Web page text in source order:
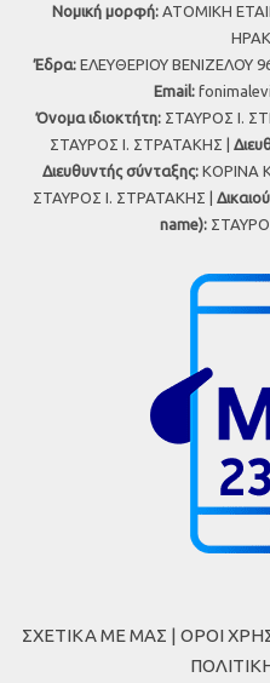
Νομική μορφή: ΑΤΟΜΙΚΗ
Έδρα: ΕΛΕΥΘΕΡΙΟΥ ΒΕΝΙΖΕΛΟΥ 96
Εmail:
Όνομα ιδιοκτήτη: ΣΤΑΥΡΟΣ Ι.
ΣΤΑΥΡΟΣ Ι. ΣΤΡΑΤΑΚΗΣ |
Διευθυντής σύνταξης:ΚΟΡΙΝΑ
ΣΤΑΥΡΟΣ Ι. ΣΤΡΑΤΑΚΗΣ |
name):
ΣΧΕΤΙΚΑ ΜΕ ΜΑΣ | ΟΡΟΙ